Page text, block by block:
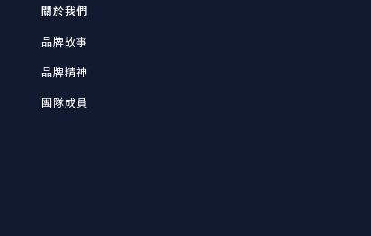
關於我們
品牌故事
品牌精神
團隊成員